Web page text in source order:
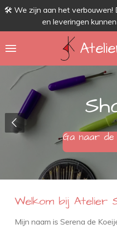
Ga
naar
de
🛠 We zijn aan het verbouwen!
en leveringen
Ga naar de
Welkom bij Atelier
Mijn naam is Serena de